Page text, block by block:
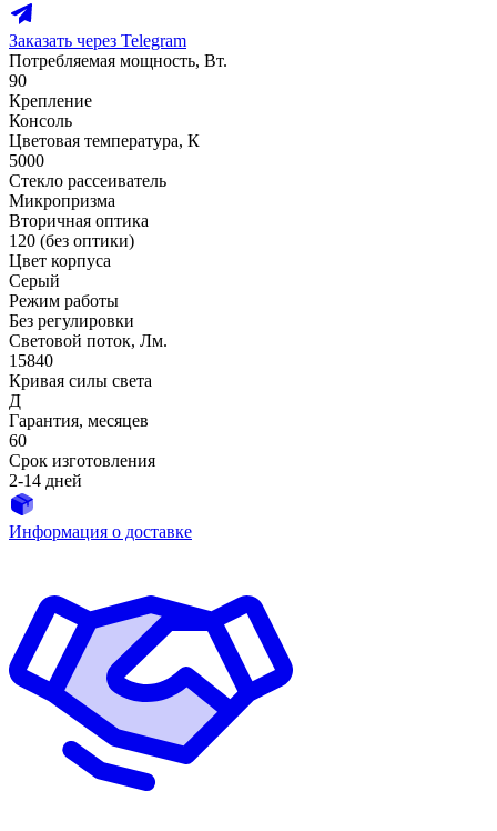
Заказать через Telegram
Потребляемая мощность, Вт.
90
Крепление
Консоль
Цветовая температура, К
5000
Стекло рассеиватель
Микропризма
Вторичная оптика
120 (без оптики)
Цвет корпуса
Серый
Режим работы
Без регулировки
Световой поток, Лм.
15840
Кривая силы света
Д
Гарантия, месяцев
60
Срок изготовления
2-14 дней
Информация о доставке